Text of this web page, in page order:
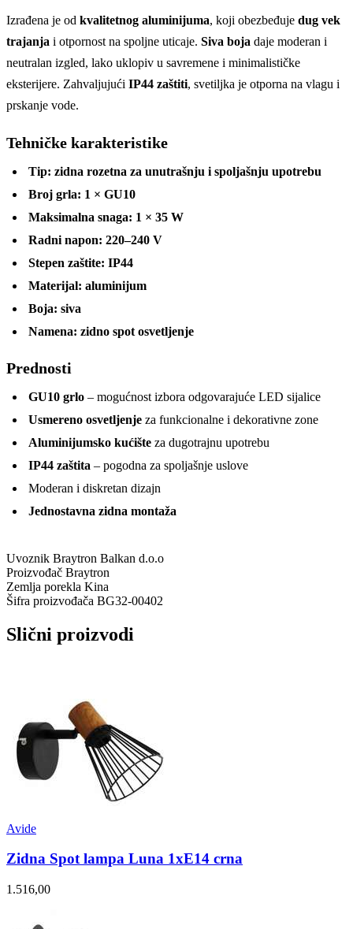
Izrađena je od kvalitetnog aluminijuma, koji obezbeđuje dug vek
trajanja i otpornost na spoljne uticaje. Siva boja daje moderan i
neutralan izgled, lako uklopiv u savremene i minimalističke
eksterijere. Zahvaljujući IP44 zaštiti, svetiljka je otporna na vlagu i
prskanje vode.
Tehničke karakteristike
Tip: zidna rozetna za unutrašnju i spoljašnju upotrebu
Broj grla: 1 × GU10
Maksimalna snaga: 1 × 35 W
Radni napon: 220–240 V
Stepen zaštite: IP44
Materijal: aluminijum
Boja: siva
Namena: zidno spot osvetljenje
Prednosti
GU10 grlo – mogućnost izbora odgovarajuće LED sijalice
Usmereno osvetljenje za funkcionalne i dekorativne zone
Aluminijumsko kućište za dugotrajnu upotrebu
IP44 zaštita – pogodna za spoljašnje uslove
Moderan i diskretan dizajn
Jednostavna zidna montaža
Uvoznik Braytron Balkan d.o.o
Proizvođač Braytron
Zemlja porekla Kina
Šifra proizvođača BG32-00402
Slični proizvodi
Avide
Zidna Spot lampa Luna 1xE14 crna
1.516,00